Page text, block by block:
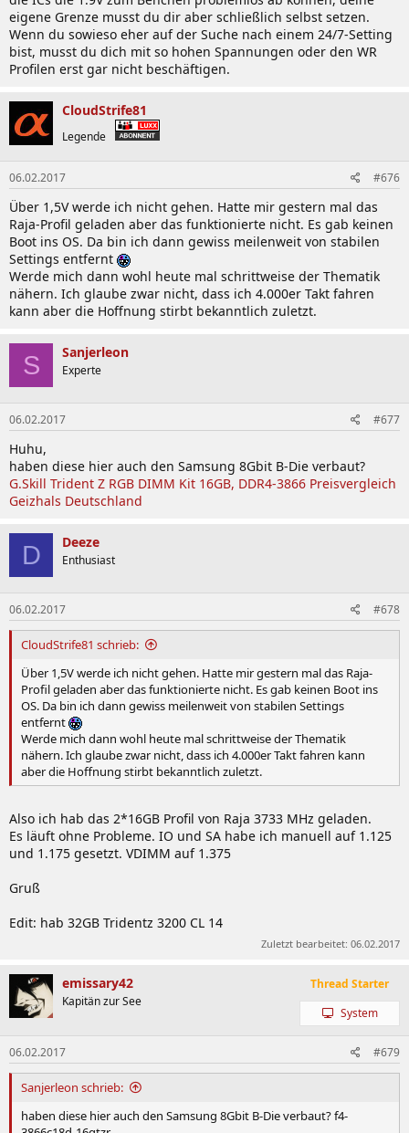
eigene Grenze musst du dir aber schließlich selbst setzen.
Wenn du sowieso eher auf der Suche nach einem 24/7-Setting
bist, musst du dich mit so hohen Spannungen oder den WR
Profilen erst gar nicht beschäftigen.
CloudStrife81
Legende
06.02.2017 #676
Über 1,5V werde ich nicht gehen. Hatte mir gestern mal das
Raja-Profil geladen aber das funktionierte nicht. Es gab keinen
Boot ins OS. Da bin ich dann gewiss meilenweit von stabilen
Settings entfernt
Werde mich dann wohl heute mal schrittweise der Thematik
nähern. Ich glaube zwar nicht, dass ich 4.000er Takt fahren
kann aber die Hoffnung stirbt bekanntlich zuletzt.
S Sanjerleon
Experte
06.02.2017 #677
Huhu,
haben diese hier auch den Samsung 8Gbit B-Die verbaut?
G.Skill Trident Z RGB DIMM Kit 16GB, DDR4-3866 Preisvergleich
Geizhals Deutschland
D Deeze
Enthusiast
06.02.2017 #678
CloudStrife81 schrieb:
Über 1,5V werde ich nicht gehen. Hatte mir gestern mal das Raja-
Profil geladen aber das funktionierte nicht. Es gab keinen Boot ins
OS. Da bin ich dann gewiss meilenweit von stabilen Settings
entfernt
Werde mich dann wohl heute mal schrittweise der Thematik
nähern. Ich glaube zwar nicht, dass ich 4.000er Takt fahren kann
aber die Hoffnung stirbt bekanntlich zuletzt.
Also ich hab das 2*16GB Profil von Raja 3733 MHz geladen.
Es läuft ohne Probleme. IO und SA habe ich manuell auf 1.125
und 1.175 gesetzt. VDIMM auf 1.375
Gruß
Edit: hab 32GB Tridentz 3200 CL 14
Zuletzt bearbeitet: 06.02.2017
emissary42
Kapitän zur See
Thread Starter
System
06.02.2017 #679
Sanjerleon schrieb:
haben diese hier auch den Samsung 8Gbit B-Die verbaut? f4-